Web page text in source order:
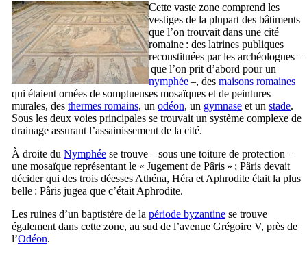
Cette vaste zone comprend les
vestiges de la plupart des bâtiments
que l’on trouvait dans une cité
romaine : des latrines publiques
reconstituées par les archéologues –
que l’on prit d’abord pour un
nymphée–, des maisons romaines
qui étaient ornées de somptueuses mosaïques et de peintures
murales, des thermes romains, un odéon, un gymnase et un stade.
Sous les deux voies principales se trouvait un système complexe de
drainage assurant l’assainissement de la cité.
À droite du Nymphée se trouve – sous une toiture de protection –
une mosaïque représentant le « Jugement de Pâris » ; Pâris devait
décider qui des trois déesses Athéna, Héra et Aphrodite était la plus
belle : Pâris jugea que c’était Aphrodite.
Les ruines d’un baptistère de la période byzantine se trouve
également dans cette zone, au sud de l’avenue Grégoire V, près de
l’Odéon.